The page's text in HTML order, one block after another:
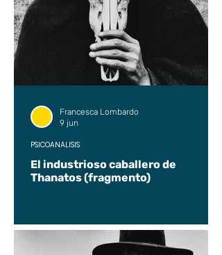
El industrioso caballero de
Thanatos (fragmento)
PSICOANÁLISIS
Francesca Lombardo
9 jun